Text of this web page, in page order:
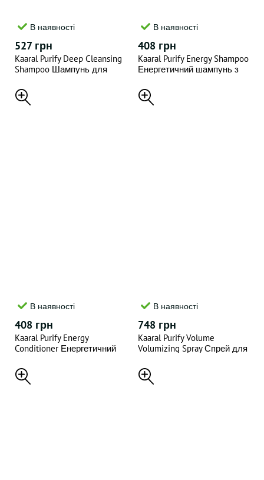
В наявності
527 грн
Kaaral Purify Deep Cleansing
Shampoo Шампунь для
волосся 300 мл
В наявності
408 грн
Kaaral Purify Energy Shampoo
Енергетичний шампунь з
ментолу 300 мл
В наявності
408 грн
Kaaral Purify Energy
Conditioner Енергетичний
екстрактом свіжої м'яти і
ментолу 250 мл
В наявності
748 грн
Kaaral Purify Volume
Volumizing Spray Спрей для
волосся 300 мл